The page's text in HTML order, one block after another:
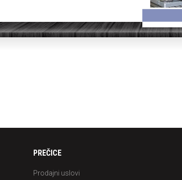
PREČICE
Prodajni uslovi